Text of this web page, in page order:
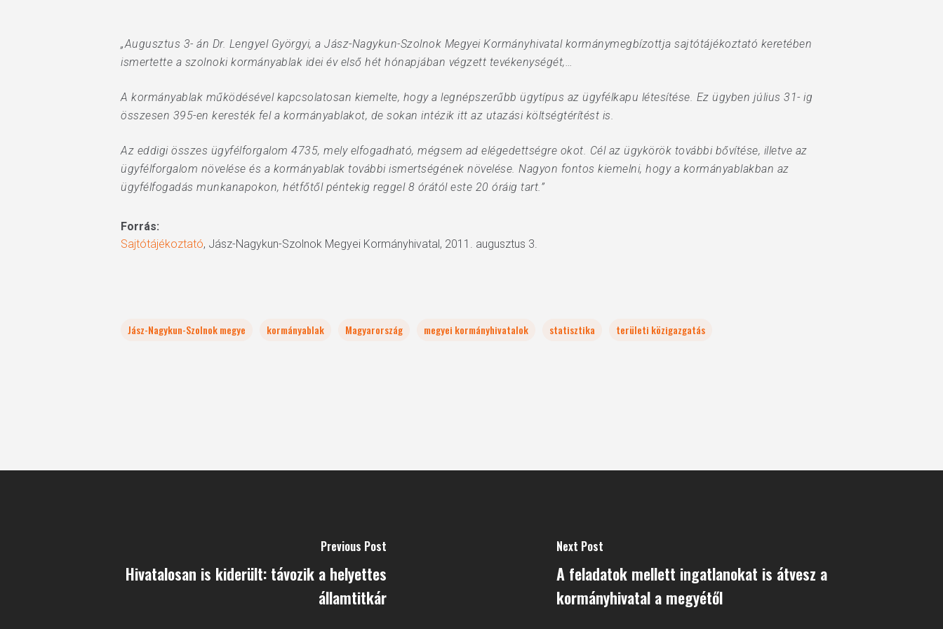
„Augusztus 3- án Dr. Lengyel Györgyi, a Jász-Nagykun-Szolnok Megyei Kormányhivatal kormánymegbízottja sajtótájékoztató keretében
ismertette a szolnoki kormányablak idei év első hét hónapjában végzett tevékenységét,…
A kormányablak működésével kapcsolatosan kiemelte, hogy a legnépszerűbb ügytípus az ügyfélkapu létesítése. Ez ügyben július 31- ig
összesen 395-en keresték fel a kormányablakot, de sokan intézik itt az utazási költségtérítést is.
Az eddigi összes ügyfélforgalom 4735, mely elfogadható, mégsem ad elégedettségre okot. Cél az ügykörök további bővítése, illetve az
ügyfélforgalom növelése és a kormányablak további ismertségének növelése. Nagyon fontos kiemelni, hogy a kormányablakban az
ügyfélfogadás munkanapokon, hétfőtől péntekig reggel 8 órától este 20 óráig tart.”
Forrás:
Sajtótájékoztató, Jász-Nagykun-Szolnok Megyei Kormányhivatal, 2011. augusztus 3.
Jász-Nagykun-Szolnok megye kormányablak Magyarország megyei kormányhivatalok statisztika területi közigazgatás
Previous Post
Hivatalosan is kiderült: távozik a helyettes
államtitkár
Next Post
A feladatok mellett ingatlanokat is átvesz a
kormányhivatal a megyétől